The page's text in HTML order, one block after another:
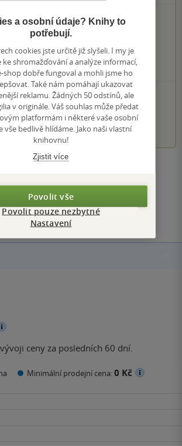
0×
5 hvězdiček
0×
4 hvězdičky
3 hvězdičky
0×
2 hvězdičky
0×
1 hvezdička
SVÉ HODNOCENÍ KNIHY
1 2 3 4 5
Přidat hodnocení
ceny za posledních 60 dní.
Minimální prodejní cena:0 Kč
a osobní údaje? Knihy to
potřebují.
cookies jste určitě již slyšeli. I my je
ke shromažďování a analýze informací,
shop dobře fungoval a mohli jsme ho
Také nám pomáhají ukazovat
reklamu. Žádných 50 odstínů, ale
v originále. Váš souhlas může předat
platformám i některé vaše osobní
vše bedlivě hlídáme. Jako naši vlastní
knihovnu!
Zjistit více
Povolit vše
Povolit pouze nezbytné
Nastavení